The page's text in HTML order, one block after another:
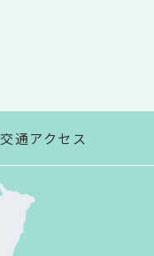
交通アクセス